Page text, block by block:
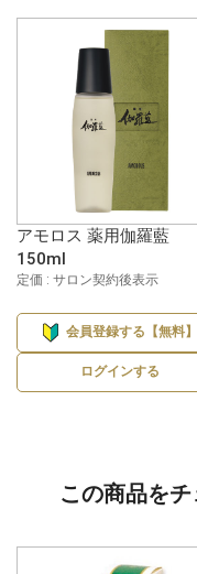
アモロス 薬用伽羅藍
150ml
定価 : サロン契約後表示
会員登録する【無料】
ログインする
この商品を